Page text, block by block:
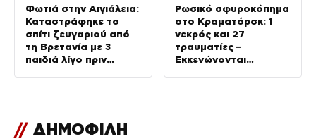
Φωτιά στην Αιγιάλεια:
Καταστράφηκε το
σπίτι ζευγαριού από
τη Βρετανία με 3
παιδιά λίγο πριν
Ρωσικό σφυροκόπημα
στο Κραματόρσκ: 1
νεκρός και 27
τραυματίες –
Εκκενώνονται
// ΔΗΜΟΦΙΛΗ